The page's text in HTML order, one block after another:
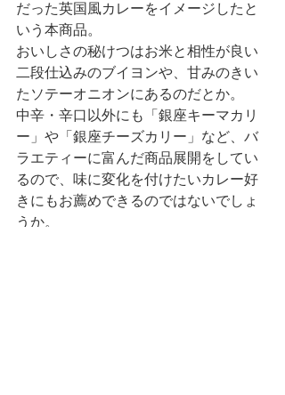
だった英国風カレーをイメージしたと
いう本商品。
おいしさの秘けつはお米と相性が良い
二段仕込みのブイヨンや、甘みのきい
たソテーオニオンにあるのだとか。
中辛・辛口以外にも「銀座キーマカリ
ー」や「銀座チーズカリー」など、バ
ラエティーに富んだ商品展開をしてい
るので、味に変化を付けたいカレー好
きにもお薦めできるのではないでしょ
うか。